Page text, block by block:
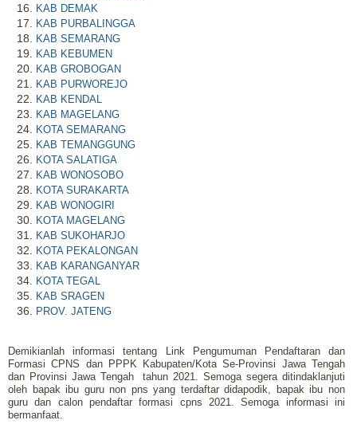
KAB DEMAK
KAB PURBALINGGA
KAB SEMARANG
KAB KEBUMEN
KAB GROBOGAN
KAB PURWOREJO
KAB KENDAL
KAB MAGELANG
KOTA SEMARANG
KAB TEMANGGUNG
KOTA SALATIGA
KAB WONOSOBO
KOTA SURAKARTA
KAB WONOGIRI
KOTA MAGELANG
KAB SUKOHARJO
KOTA PEKALONGAN
KAB KARANGANYAR
KOTA TEGAL
KAB SRAGEN
PROV. JATENG
Demikianlah informasi tentang Link Pengumuman Pendaftaran dan
Formasi CPNS dan PPPK Kabupaten/Kota Se-Provinsi Jawa Tengah
dan Provinsi Jawa Tengah
tahun 2021. Semoga segera ditindaklanjuti
oleh bapak ibu guru non pns yang terdaftar didapodik, bapak ibu non
guru dan calon pendaftar formasi cpns 2021. Semoga informasi ini
bermanfaat.